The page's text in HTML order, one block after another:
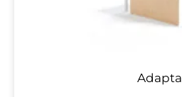
Adapta